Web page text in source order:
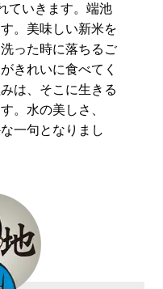
ていきます。端池
。美味しい新米を
った時に落ちるご
きれいに食べてく
は、そこに生きる
。水の美しさ、
一句となりまし